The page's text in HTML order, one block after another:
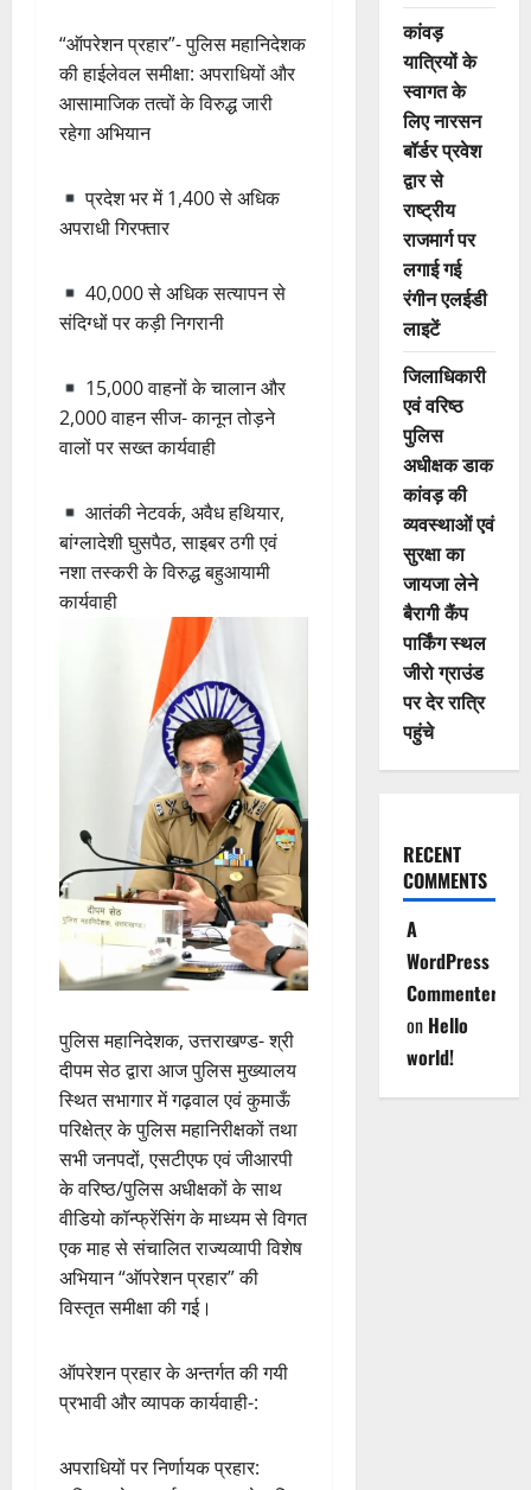
“ऑपरेशन प्रहार”- पुलिस महानिदेशक
की हाईलेवल समीक्षा: अपराधियों और
आसामाजिक तत्वों के विरुद्ध जारी
रहेगा अभियान
प्रदेश भर में 1,400 से अधिक
अपराधी गिरफ्तार
40,000 से अधिक सत्यापन से
संदिग्धों पर कड़ी निगरानी
15,000 वाहनों के चालान और
2,000 वाहन सीज- कानून तोड़ने
वालों पर सख्त कार्यवाही
आतंकी नेटवर्क, अवैध हथियार,
बांग्लादेशी घुसपैठ, साइबर ठगी एवं
नशा तस्करी के विरुद्ध बहुआयामी
कार्यवाही
पुलिस महानिदेशक, उत्तराखण्ड- श्री
दीपम सेठ द्वारा आज पुलिस मुख्यालय
स्थित सभागार में गढ़वाल एवं कुमाऊँ
परिक्षेत्र के पुलिस महानिरीक्षकों तथा
सभी जनपदों, एसटीएफ एवं जीआरपी
के वरिष्ठ/पुलिस अधीक्षकों के साथ
वीडियो कॉन्फ्रेंसिंग के माध्यम से विगत
एक माह से संचालित राज्यव्यापी विशेष
अभियान “ऑपरेशन प्रहार” की
विस्तृत समीक्षा की गई।
ऑपरेशन प्रहार के अन्तर्गत की गयी
प्रभावी और व्यापक कार्यवाही-:
अपराधियों पर निर्णायक प्रहार:
कांवड़
यात्रियों के
स्वागत के
लिए नारसन
बॉर्डर प्रवेश
द्वार से
राष्ट्रीय
राजमार्ग पर
लगाई गई
रंगीन एलईडी
लाइटें
जिलाधिकारी
एवं वरिष्ठ
पुलिस
अधीक्षक डाक
कांवड़ की
व्यवस्थाओं एवं
सुरक्षा का
जायजा लेने
बैरागी कैंप
पार्किंग स्थल
जीरो ग्राउंड
पर देर रात्रि
पहुंचे
RECENT
COMMENTS
A
WordPress
Commenter
on Hello
world!